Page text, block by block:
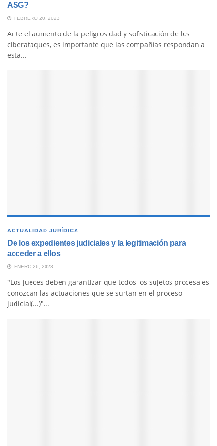
ASG?
FEBRERO 20, 2023
Ante el aumento de la peligrosidad y sofisticación de los
ciberataques, es importante que las compañías respondan a
esta...
ACTUALIDAD JURÍDICA
De los expedientes judiciales y la legitimación para
acceder a ellos
ENERO 26, 2023
"Los jueces deben garantizar que todos los sujetos procesales
conozcan las actuaciones que se surtan en el proceso
judicial(...)"...